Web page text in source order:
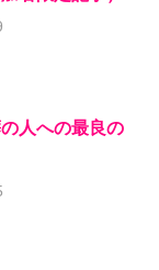
人への最良の